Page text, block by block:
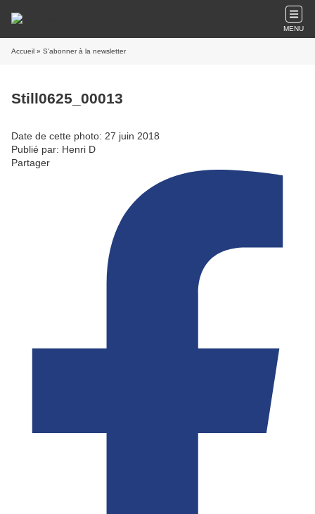
MENU
Accueil » S'abonner à la newsletter
Still0625_00013
Date de cette photo: 27 juin 2018
Publié par: Henri D
Partager